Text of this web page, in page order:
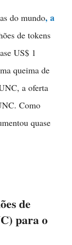
do mundo, a
de tokens
US$ 1
queima de
a oferta
Como
quase
de
para o